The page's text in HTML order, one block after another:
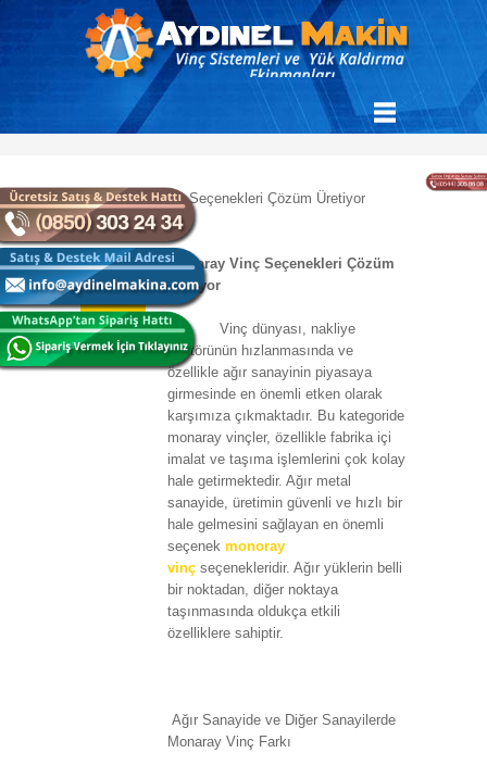
21.01.2020
Monaray Vinç Seçenekleri Çözüm
Üretiyor
Vinç dünyası, nakliye
sektörünün hızlanmasında ve
özellikle ağır sanayinin piyasaya
girmesinde en önemli etken olarak
karşımıza çıkmaktadır. Bu kategoride
monaray vinçler, özellikle fabrika içi
imalat ve taşıma işlemlerini çok kolay
hale getirmektedir. Ağır metal
sanayide, üretimin güvenli ve hızlı bir
hale gelmesini sağlayan en önemli
seçenek monoray
vinç seçenekleridir. Ağır yüklerin belli
bir noktadan, diğer noktaya
taşınmasında oldukça etkili
özelliklere sahiptir.
Ağır Sanayide ve Diğer Sanayilerde
Monaray Vinç Farkı